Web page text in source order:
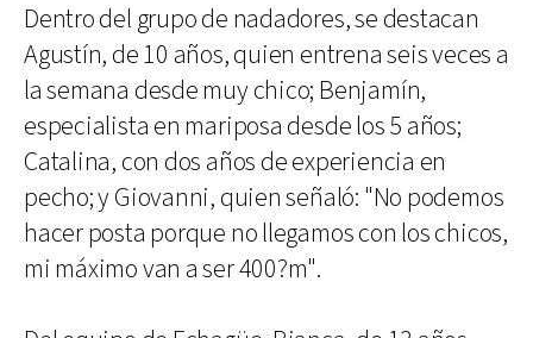
Dentro del grupo de nadadores, se destacan
Agustín, de 10 años, quien entrena seis veces a
la semana desde muy chico; Benjamín,
especialista en mariposa desde los 5 años;
Catalina, con dos años de experiencia en
pecho; y Giovanni, quien señaló: "No podemos
hacer posta porque no llegamos con los chicos,
mi máximo van a ser 400?m".